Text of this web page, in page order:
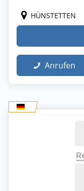
HÜNSTETTEN
Anrufen